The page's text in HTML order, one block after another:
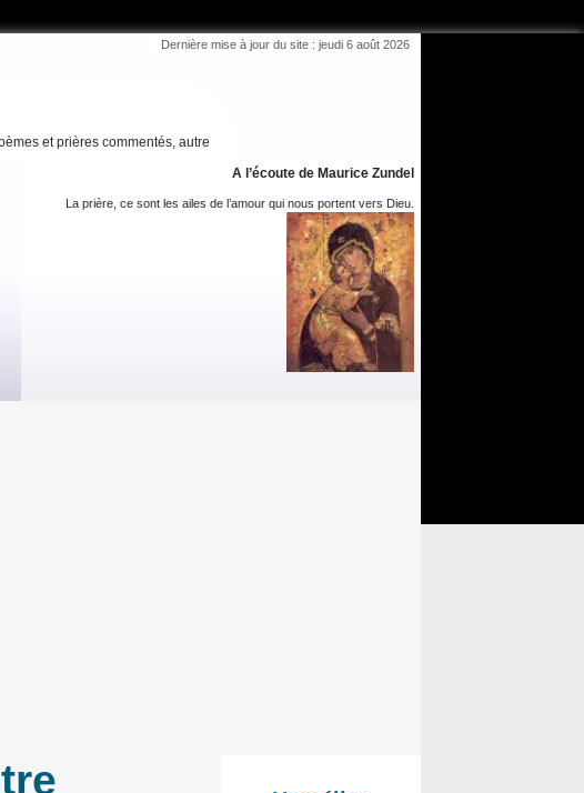
Dernière mise à jour du site : jeudi 6 août 2026
et prières commentés, autre
A l’écoute de Maurice Zundel
La prière, ce sont les ailes de l’amour qui nous portent vers Dieu.